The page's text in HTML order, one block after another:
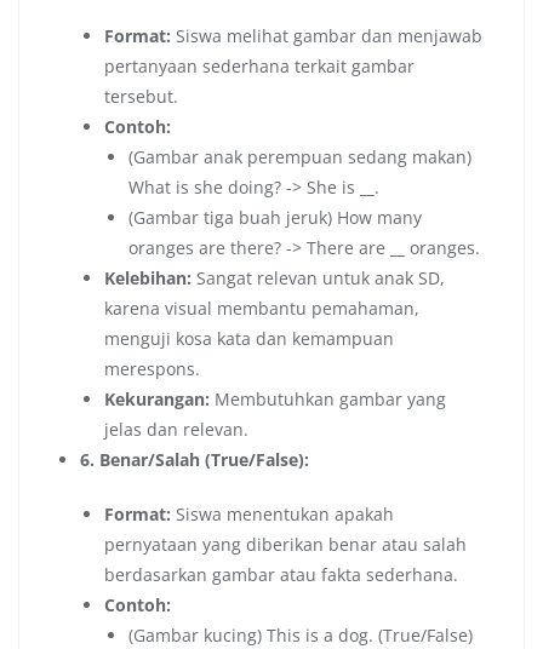
Format: Siswa melihat gambar dan menjawab
pertanyaan sederhana terkait gambar
tersebut.
Contoh:
(Gambar anak perempuan sedang makan)
What is she doing? -> She is
.
(Gambar tiga buah jeruk) How many
oranges are there? -> There are
oranges.
Kelebihan: Sangat relevan untuk anak SD,
karena visual membantu pemahaman,
menguji kosa kata dan kemampuan
merespons.
Kekurangan: Membutuhkan gambar yang
jelas dan relevan.
6. Benar/Salah (True/False):
Format: Siswa menentukan apakah
pernyataan yang diberikan benar atau salah
berdasarkan gambar atau fakta sederhana.
Contoh:
(Gambar kucing) This is a dog. (True/False)